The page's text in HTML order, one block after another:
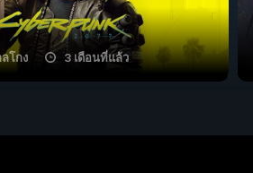
โกง 3 เดือนที่แล้ว